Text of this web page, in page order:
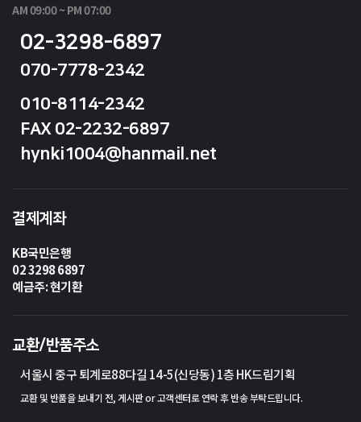
AM 09:00 ~ PM 07:00
02-3298-6897
070-7778-2342
010-8114-2342
FAX 02-2232-6897
hynki1004@hanmail.net
결제계좌
KB국민은행
02 3298 6897
예금주: 현기환
교환/반품주소
서울시 중구 퇴계로88다길 14-5(신당동) 1층 HK드림기획
교환 및 반품을 보내기 전, 게시판 or 고객센터로 연락 후 반송 부탁드립니다.